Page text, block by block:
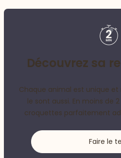
Découvrez sa
Chaque animal est unique
le sont aussi. En moins de
croquettes parfaitement
Faire le